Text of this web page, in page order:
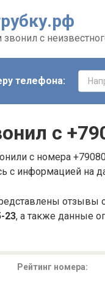
звонил с
телефона:
с
с номера
с информацией на
отзывы
23, а также данные
Рейтинг номера: